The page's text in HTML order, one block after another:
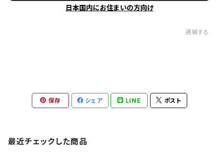
日本国内にお住まいの方向け
通報する
保存 シェア LINE ポスト
最近チェックした商品